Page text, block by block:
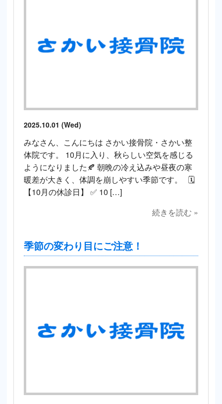
2025.10.01 (Wed)
みなさん、こんにちは さかい接骨院・さかい整
体院です。 10月に入り、秋らしい空気を感じる
ようになりました🍂 朝晩の冷え込みや昼夜の寒
暖差が大きく、体調を崩しやすい季節です。 🗓
【10月の休診日】 ✅ 10 […]
続きを読む »
季節の変わり目にご注意！